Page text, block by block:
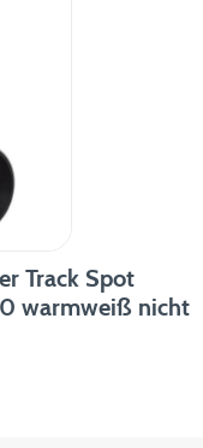
Track Spot
warmweiß nicht